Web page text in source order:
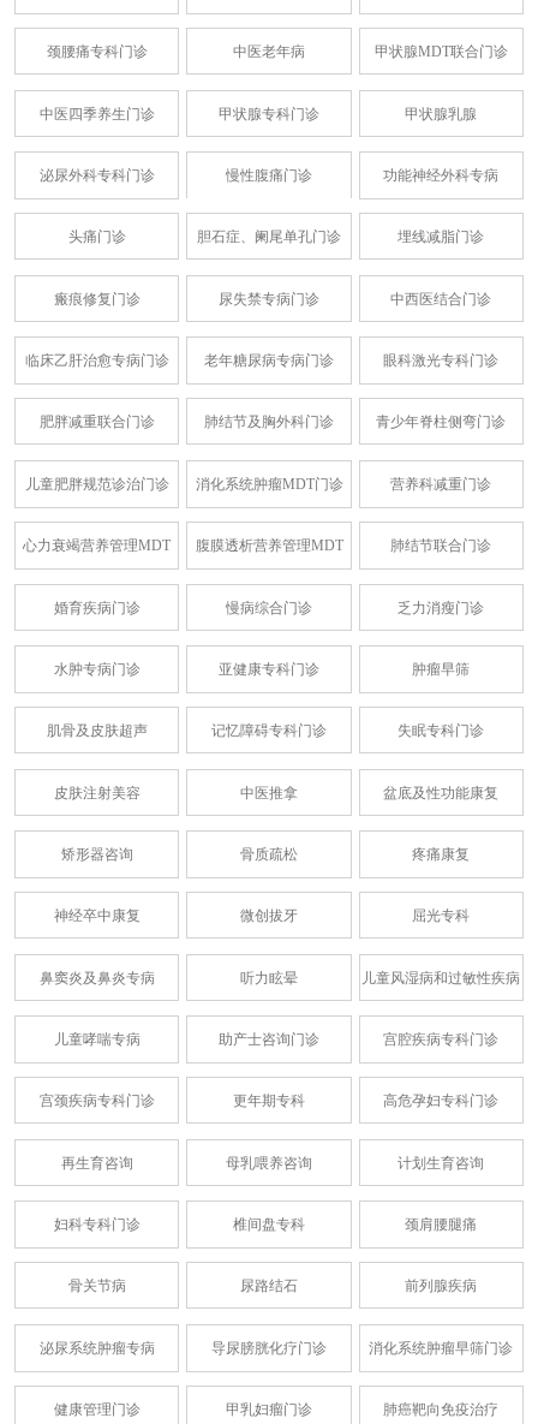
颈腰痛专科门诊 中医老年病 甲状腺MDT联合门诊
中医四季养生门诊 甲状腺专科门诊 甲状腺乳腺
泌尿外科专科门诊 慢性腹痛门诊 功能神经外科专病
头痛门诊 胆石症、阑尾单孔门诊 埋线减脂门诊
瘢痕修复门诊 尿失禁专病门诊 中西医结合门诊
临床乙肝治愈专病门诊 老年糖尿病专病门诊 眼科激光专科门诊
肥胖减重联合门诊 肺结节及胸外科门诊 青少年脊柱侧弯门诊
儿童肥胖规范诊治门诊 消化系统肿瘤MDT门诊 营养科减重门诊
心力衰竭营养管理MDT 腹膜透析营养管理MDT 肺结节联合门诊
婚育疾病门诊 慢病综合门诊 乏力消瘦门诊
水肿专病门诊 亚健康专科门诊 肿瘤早筛
肌骨及皮肤超声 记忆障碍专科门诊 失眠专科门诊
皮肤注射美容 中医推拿 盆底及性功能康复
矫形器咨询 骨质疏松 疼痛康复
神经卒中康复 微创拔牙 屈光专科
鼻窦炎及鼻炎专病 听力眩晕 儿童风湿病和过敏性疾病
儿童哮喘专病 助产士咨询门诊 宫腔疾病专科门诊
宫颈疾病专科门诊 更年期专科 高危孕妇专科门诊
再生育咨询 母乳喂养咨询 计划生育咨询
妇科专科门诊 椎间盘专科 颈肩腰腿痛
骨关节病 尿路结石 前列腺疾病
泌尿系统肿瘤专病 导尿膀胱化疗门诊 消化系统肿瘤早筛门诊
健康管理门诊 甲乳妇瘤门诊 肺癌靶向免疫治疗